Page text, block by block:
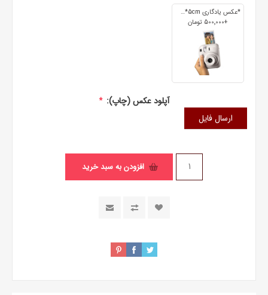
*عکس یادگاری 7cm*5cm
+500٬000 تومان
آپلود عکس (چاپ): *
ارسال فایل
افزودن به سبد خرید